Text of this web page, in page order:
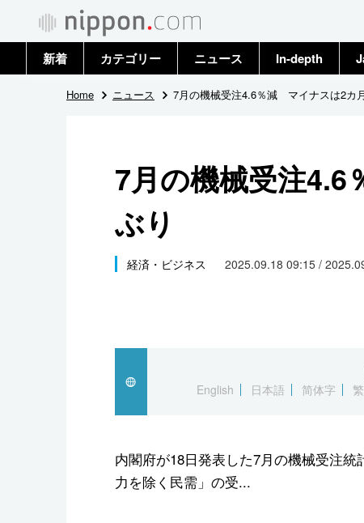
新着 カテゴリー
政治・外交
国際
文化
スポーツ・東京2020
ニュース
トップ
In-depth
Home ニュース 7月の機械受注4.6％減 マイナスは2カ
7月の機械受注
ぶり
経済・ビジネス 2025.09.18 09:15 /
English
日本語 简体字
内閣府が18日発表した7月の機械受注
力を除く民需」の受...